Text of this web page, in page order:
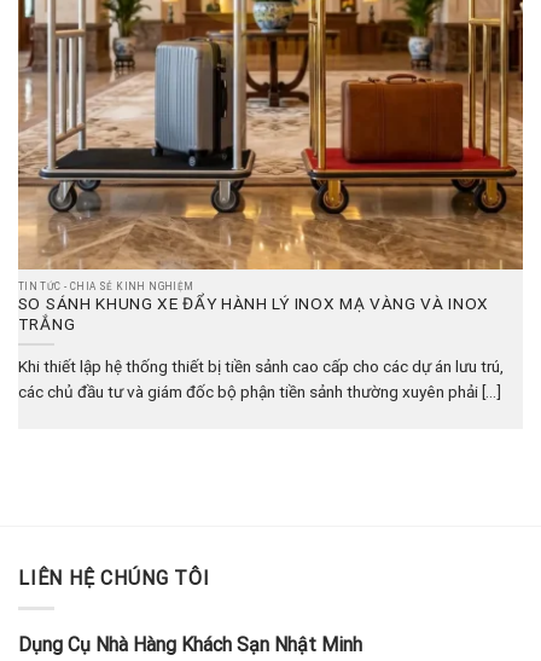
TIN TỨC - CHIA SẺ KINH NGHIỆM
SO SÁNH KHUNG XE ĐẨY HÀNH LÝ INOX MẠ VÀNG VÀ INOX
TRẮNG
Khi thiết lập hệ thống thiết bị tiền sảnh cao cấp cho các dự án lưu trú,
các chủ đầu tư và giám đốc bộ phận tiền sảnh thường xuyên phải [...]
LIÊN HỆ CHÚNG TÔI
Dụng Cụ Nhà Hàng Khách Sạn Nhật Minh